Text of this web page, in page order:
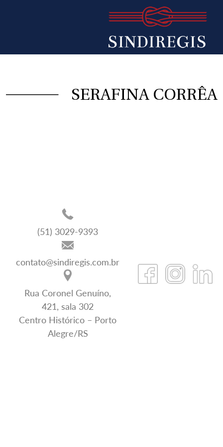
SERAFINA CORRÊA
(51) 3029-9393
contato@sindiregis.com.br
Rua Coronel Genuíno,
421, sala 302
Centro Histórico – Porto
Alegre/RS